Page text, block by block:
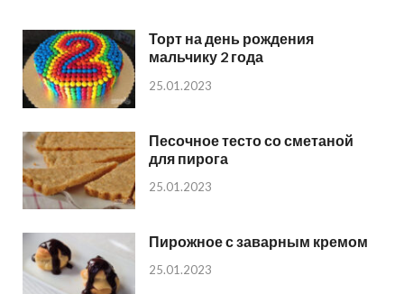
Торт на день рождения
мальчику 2 года
25.01.2023
Песочное тесто со сметаной
для пирога
25.01.2023
Пирожное с заварным кремом
25.01.2023